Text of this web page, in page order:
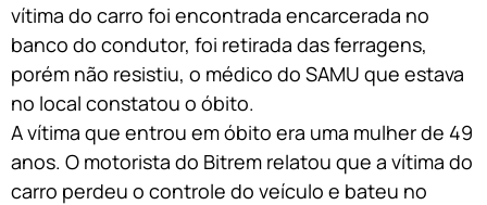
vítima do carro foi encontrada encarcerada no
banco do condutor, foi retirada das ferragens,
porém não resistiu, o médico do SAMU que estava
no local constatou o óbito.
A vítima que entrou em óbito era uma mulher de 49
anos. O motorista do Bitrem relatou que a vítima do
carro perdeu o controle do veículo e bateu no